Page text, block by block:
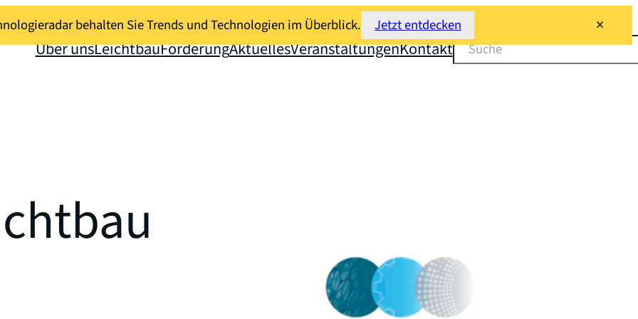
behalten Sie Trends und Technologien im Überblick. Jetzt entdecken
×
Über unsLeichtbauFörderungAktuellesVeranstaltungenKontaktSuchen